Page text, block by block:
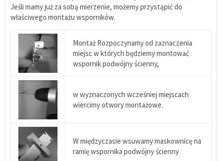
Jeśli mamy już za sobą mierzenie, możemy przystąpić do
właściwego montażu wsporników.
Montaż Rozpoczynamy od zaznaczenia
miejsc w których będziemy montować
wspornik podwójny ścienny,
w wyznaczonych wcześniej miejscach
wiercimy otwory montażowe.
W międzyczasie wsuwamy maskownicę na
ramię wspornika podwójny ścienny